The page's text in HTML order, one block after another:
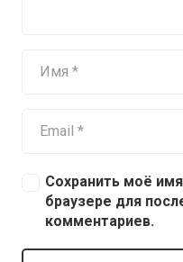
Сохранить моё
браузере для
комментариев.